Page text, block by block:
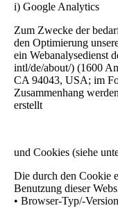
i) Google Analytics
Zum Zwecke der
den Optimierung
ein Webanalysedienst
intl/de/about/) (1600
CA 94043, USA; im
Zusammenhang
erstellt
und Cookies (siehe
Die durch den Cookie
Benutzung dieser
• Browser-Typ/-